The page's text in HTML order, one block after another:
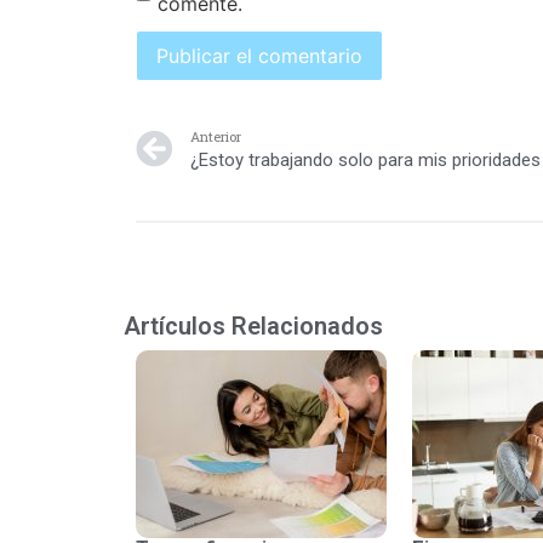
Anterior
Artículos Relacionados